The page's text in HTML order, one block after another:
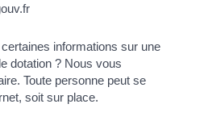
informations sur une
dotation ? Nous vous
Toute personne peut se
soit sur place.